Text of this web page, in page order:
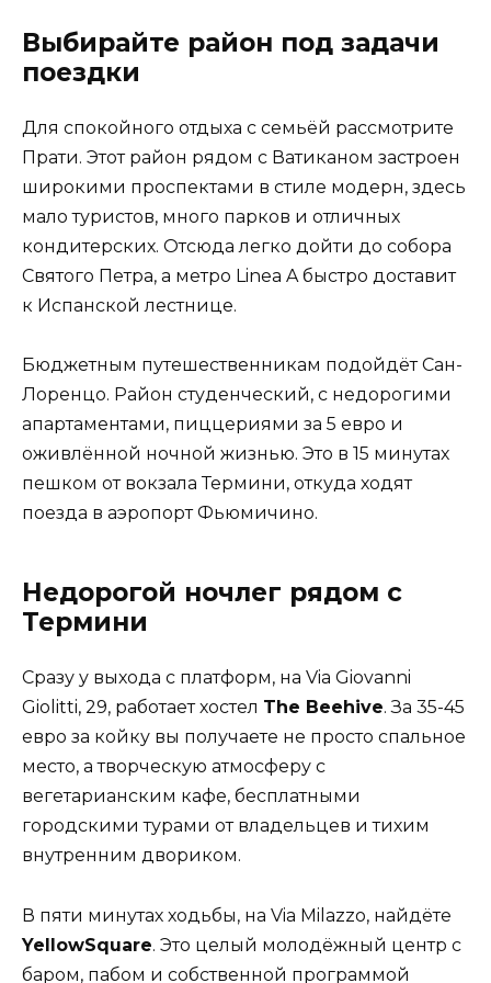
Выбирайте район под задачи
поездки
Для спокойного отдыха с семьёй рассмотрите
Прати. Этот район рядом с Ватиканом застроен
широкими проспектами в стиле модерн, здесь
мало туристов, много парков и отличных
кондитерских. Отсюда легко дойти до собора
Святого Петра, а метро Linea A быстро доставит
к Испанской лестнице.
Бюджетным путешественникам подойдёт Сан-
Лоренцо. Район студенческий, с недорогими
апартаментами, пиццериями за 5 евро и
оживлённой ночной жизнью. Это в 15 минутах
пешком от вокзала Термини, откуда ходят
поезда в аэропорт Фьюмичино.
Недорогой ночлег рядом с
Термини
Сразу у выхода с платформ, на Via Giovanni
Giolitti, 29, работает хостел The Beehive. За 35-45
евро за койку вы получаете не просто спальное
место, а творческую атмосферу с
вегетарианским кафе, бесплатными
городскими турами от владельцев и тихим
внутренним двориком.
В пяти минутах ходьбы, на Via Milazzo, найдёте
YellowSquare. Это целый молодёжный центр с
баром, пабом и собственной программой